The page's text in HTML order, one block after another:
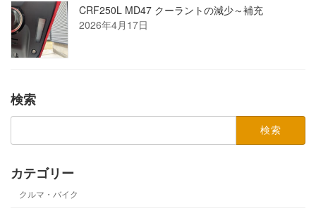
CRF250L MD47 クーラントの減少～補充
2026年4月17日
検索
カテゴリー
クルマ・バイク